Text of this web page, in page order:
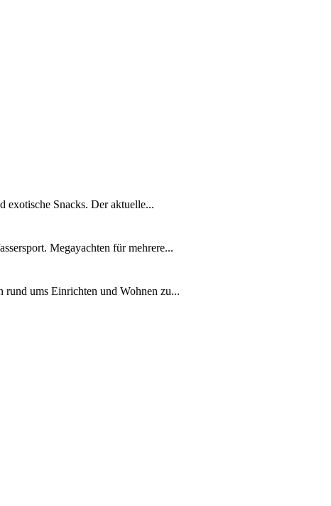
exotische Snacks. Der aktuelle...
Megayachten für mehrere...
rund ums Einrichten und Wohnen zu...